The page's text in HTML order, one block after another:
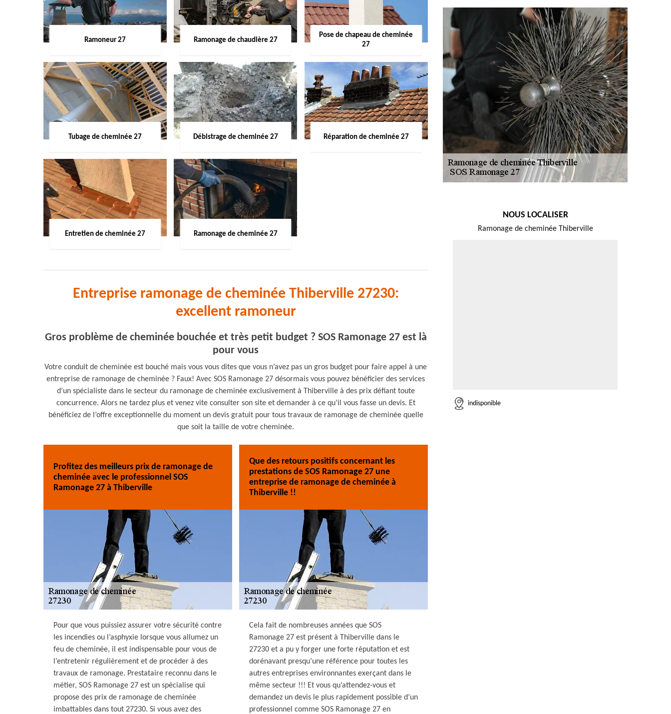
Ramoneur 27 Ramonage de chaudière 27
Pose de chapeau de cheminée
27
Tubage de cheminée 27 Débistrage de cheminée 27 Réparation de cheminée 27
Entretien de cheminée 27 Ramonage de cheminée 27
Entreprise ramonage de cheminée Thiberville 27230:
excellent ramoneur
Gros problème de cheminée bouchée et très petit budget ? SOS Ramonage 27 est là
pour vous
Votre conduit de cheminée est bouché mais vous vous dites que vous n’avez pas un gros budget pour faire appel à une
entreprise de ramonage de cheminée ? Faux! Avec SOS Ramonage 27 désormais vous pouvez bénéficier des services
d’un spécialiste dans le secteur du ramonage de cheminée exclusivement à Thiberville à des prix défiant toute
concurrence. Alors ne tardez plus et venez vite consulter son site et demander à ce qu’il vous fasse un devis. Et
bénéficiez de l’offre exceptionnelle du moment un devis gratuit pour tous travaux de ramonage de cheminée quelle
que soit la taille de votre cheminée.
Profitez des meilleurs prix de ramonage de
cheminée avec le professionnel SOS
Ramonage 27 à Thiberville
Pour que vous puissiez assurer votre sécurité contre
les incendies ou l’asphyxie lorsque vous allumez un
feu de cheminée, il est indispensable pour vous de
l’entretenir régulièrement et de procéder à des
travaux de ramonage. Prestataire reconnu dans le
métier, SOS Ramonage 27 est un spécialise qui
propose des prix de ramonage de cheminée
imbattables dans tout 27230. Si vous avez des
Que des retours positifs concernant les
prestations de SOS Ramonage 27 une
entreprise de ramonage de cheminée à
Thiberville !!
Cela fait de nombreuses années que SOS
Ramonage 27 est présent à Thiberville dans le
27230 et a pu y forger une forte réputation et est
dorénavant presqu’une référence pour toutes les
autres entreprises environnantes exerçant dans le
même secteur !!! Et vous qu’attendez-vous et
demandez un devis le plus rapidement possible d’un
professionnel comme SOS Ramonage 27 en
NOUS LOCALISER
Ramonage de cheminée Thiberville
indisponible